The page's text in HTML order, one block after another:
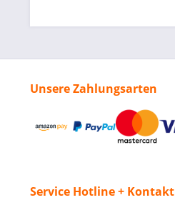
Unsere Zahlungsarten
Service Hotline + Kontakt